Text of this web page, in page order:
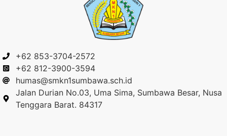
+62 853-3704-2572
+62 812-3900-3594
humas@smkn1sumbawa.sch.id
Jalan Durian No.03, Uma Sima, Sumbawa Besar, Nusa
Tenggara Barat. 84317